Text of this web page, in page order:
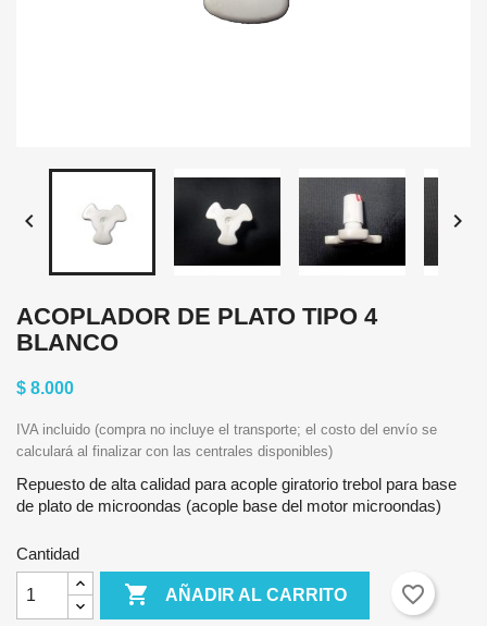
 
ACOPLADOR DE PLATO TIPO 4
BLANCO
$ 8.000
IVA incluido (compra no incluye el transporte; el costo del envío se
calculará al finalizar con las centrales disponibles)
Repuesto de alta calidad para acople giratorio trebol para base
de plato de microondas (acople base del motor microondas)
Cantidad
 AÑADIR AL CARRITO favorite_border